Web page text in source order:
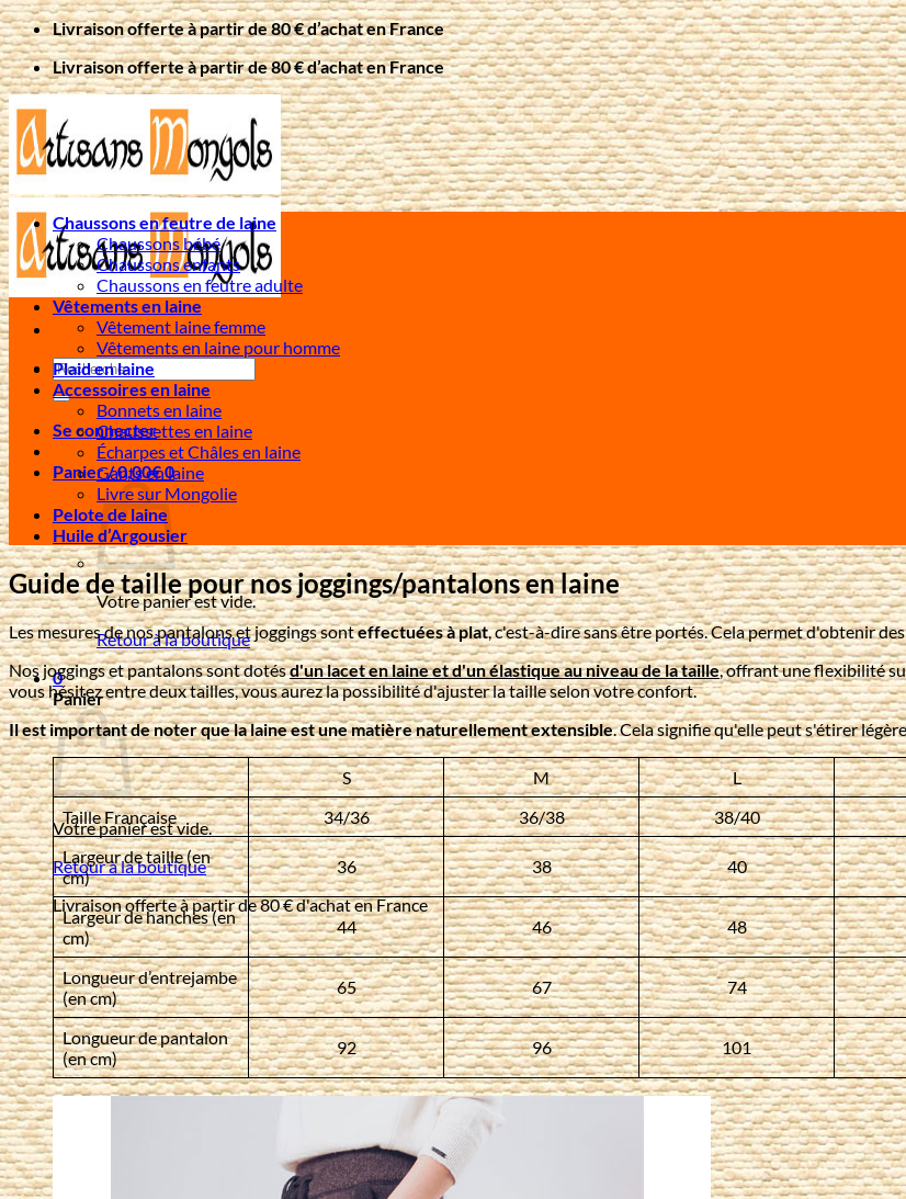
Passer
au
contenu
Livraison offerte à partir de 80 € d’achat en France
Livraison offerte à partir de 80 € d’achat en France
Recherche
pour :
Se connecter
Panier /0,00€0
Votre panier est vide.
Retour à la boutique
0
Panier
Votre panier est vide.
Retour à la boutique
Livraison offerte à partir de 80 € d'achat en France
Chaussons en feutre de laine
Chaussons bébé
Chaussons enfants
Chaussons en feutre adulte
Vêtements en laine
Vêtement laine femme
Vêtements en laine pour homme
Plaid en laine
Accessoires en laine
Bonnets en laine
Chaussettes en laine
Écharpes et Châles en laine
Gants en laine
Livre sur Mongolie
Pelote de laine
Huile d’Argousier
Guide de taille pour nos joggings/pantalons en laine
Les mesures de nos pantalons et joggings sonteffectuées à plat, c'est-à-dire sans être portés. Cela permet d'obtenir
Nos joggings et pantalons sont dotésd'un lacet en laine et d'un élastique au niveau de la taille, offrant une flexibilité
vous hésitez entre deux tailles, vous aurez la possibilité d'ajuster la taille selon votre confort.
Il est important de noter que la laine est une matière naturellement extensible. Cela signifie qu'elle peut s'étirer
S M L
Taille Française
34/36 36/38 38/40
Largeur de taille (en
cm)
36 38 40
Largeur de hanches (en
cm)
44 46 48
Longueur d’entrejambe
(en cm)
65 67 74
Longueur de pantalon
(en cm)
92 96 101